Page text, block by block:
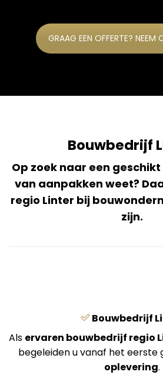
GRAAG EEN OFFERTE?
Bouwbedrijf
Op zoek naar een
van aanpakken weet?
regio Linter bij
zijn.
Bouwbedrijf
Als ervaren bouwbedrijf regio
begeleiden u vanaf het eerste
oplevering.